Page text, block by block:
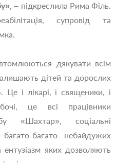
, – підкреслила Рима Філь.
супровід та
дякувати всім
дітей та дорослих
і лікарі, і священики, і
це всі працівники
«Шахтар», соціальні
багато небайдужих
яких дозволяють